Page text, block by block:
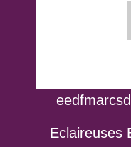
Eclaireuses